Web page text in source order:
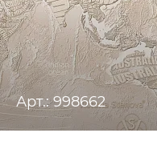
Арт.: 998662